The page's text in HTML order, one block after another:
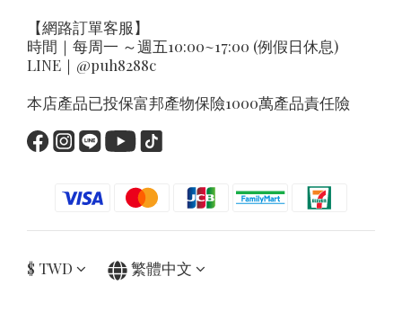
【網路訂單客服】
時間｜每周一 ～週五10:00~17:00 (例假日休息)
LINE｜ @puh8288c
本店產品已投保富邦產物保險1000萬產品責任險
$ TWD 繁體中文